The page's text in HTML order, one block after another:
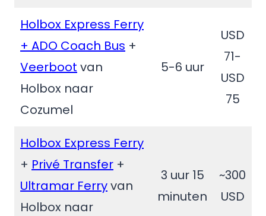
Holbox Express Ferry
+ ADO Coach Bus +
Veerboot van
Holbox naar
Cozumel
5-6 uur
USD
71-
USD
75
Holbox Express Ferry
+ Privé Transfer +
Ultramar Ferryvan
Holbox naar
3 uur 15
minuten
~300
USD